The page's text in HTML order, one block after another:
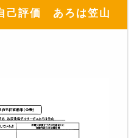
己評価 あろは笠山